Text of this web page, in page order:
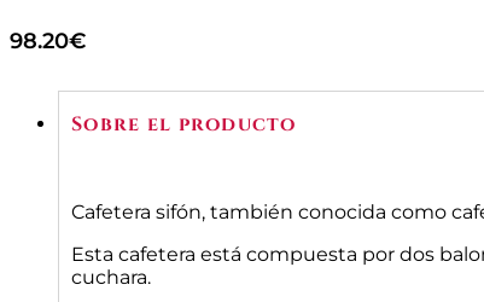
98.20€
Sobre el producto
Cafetera sifón, también conocida como
Esta cafetera está compuesta por dos
cuchara.